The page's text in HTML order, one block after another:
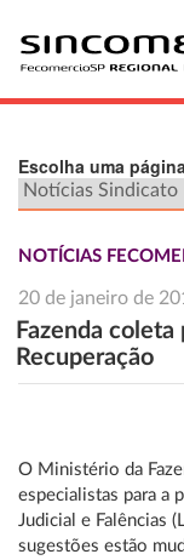
Escolha uma
NOTÍCIAS
20 de janeiro de
Fazenda
Recuperação
O Ministério da
especialistas para a
Judicial e Falências
sugestões estão